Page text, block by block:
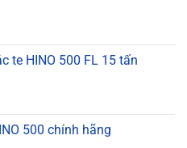
te HINO 500 FL 15 tấn
500 chính hãng